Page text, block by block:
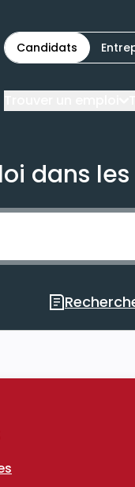
Candidats
dans
les filtres